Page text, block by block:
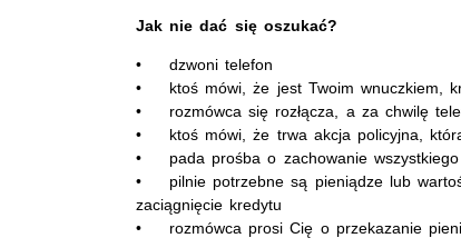
Jak nie dać się oszukać?
• dzwoni telefon
• ktoś mówi, że jest Twoim wnuczkiem,
• rozmówca się rozłącza, a za chwilę
• ktoś mówi, że trwa akcja policyjna,
• pada prośba o zachowanie wszystkiego
• pilnie potrzebne są pieniądze lub
zaciągnięcie kredytu
• rozmówca prosi Cię o przekazanie